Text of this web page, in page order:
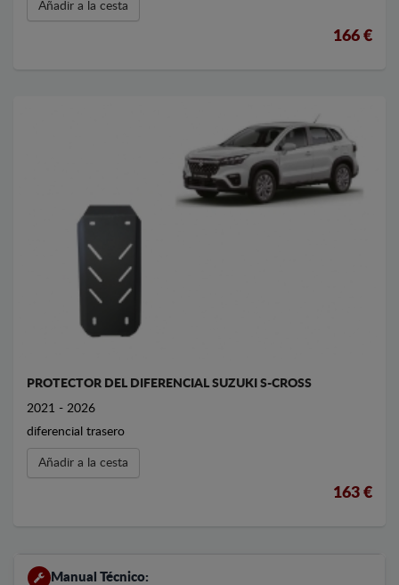
Añadir a la cesta
166 €
PROTECTOR DEL DIFERENCIAL SUZUKI S-CROSS
2021 - 2026
diferencial trasero
Añadir a la cesta
163 €
Manual Técnico: